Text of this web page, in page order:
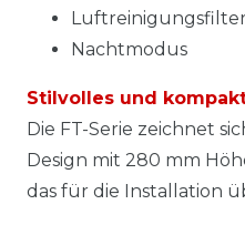
Nachtmodus
Stilvolles und
Die FT-Serie zeichnet
Design mit 280 mm
das für die Installation